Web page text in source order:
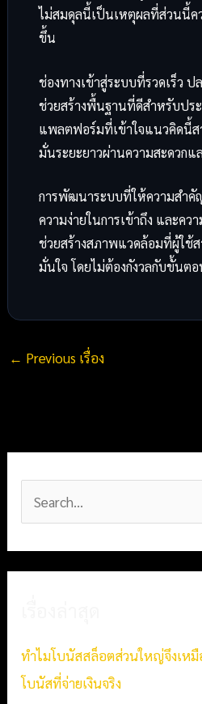
ไม่สมดุลนี้เป็นเหตุผลที่ส่วนนี้ค
ขึ้น
ช่องทางเข้าสู่ระบบที่รวดเร็ว
ช่วยสร้างพื้นฐานที่ดีสำหรับปร
แพลตฟอร์มที่เข้าใจแนวคิดนี้ส
มั่นระยะยาวผ่านความสะดวกแ
การพัฒนาระบบที่ให้ความสำคั
ความง่ายในการเข้าถึง และคว
ช่วยสร้างสภาพแวดล้อมที่ผู้ใช้ส
มั่นใจ โดยไม่ต้องกังวลกับขั้นต
← Previous เรื่อง
f
ทำไมโบนัสสล็อตส่วนใหญ่จึงเห
โบนัสที่จ่ายเงินจริง